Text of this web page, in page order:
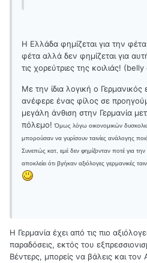
Η Ελλάδα φημίζεται για την
φέτα αλλά δεν φημίζεται για
τις χορεύτριες της κοιλιάς!
Με την ίδια λογική ο Γερμανικός
ανέφερε ένας φίλος σε
μεγάλη άνθιση στην Γερμανία
πόλεμο!Όμως λόγω οικονομικών
μπορούσαν να γυρίσουν ταινίες ανάλογης
Συνεπώς κατ, εμέ δεν φημίζονταν ποτέ για
αποκλείει ότι βγήκαν αξιόλογες γερμανικές
Η Γερμανία έχει από τις πιο
παραδόσεις, εκτός του
Βέντερς, μπορείς να βάλεις και